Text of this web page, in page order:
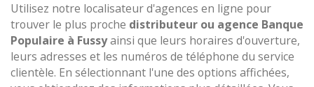
Utilisez notre localisateur d'agences en ligne pour
trouver le plus proche distributeur ou agence Banque
Populaire à Fussyainsi que leurs horaires d'ouverture,
leurs adresses et les numéros de téléphone du service
clientèle. En sélectionnant l'une des options affichées,